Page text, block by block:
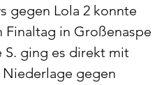
gegen Lola 2 konnte
Finaltag in Großenaspe
S. ging es direkt mit
Niederlage gegen